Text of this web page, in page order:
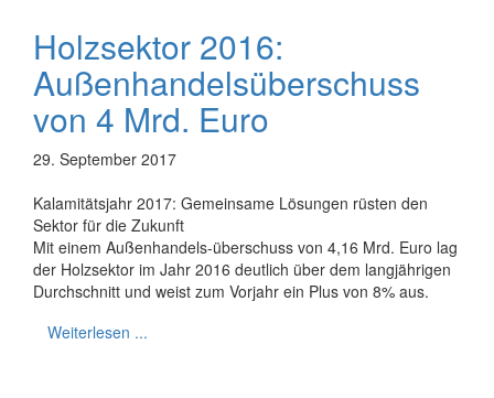
Holzsektor 2016:
Außenhandelsüberschuss
von 4 Mrd. Euro
29. September 2017
Kalamitätsjahr 2017: Gemeinsame Lösungen rüsten den
Sektor für die Zukunft
Mit einem Außenhandels-überschuss von 4,16 Mrd. Euro lag
der Holzsektor im Jahr 2016 deutlich über dem langjährigen
Durchschnitt und weist zum Vorjahr ein Plus von 8% aus.
Weiterlesen ...